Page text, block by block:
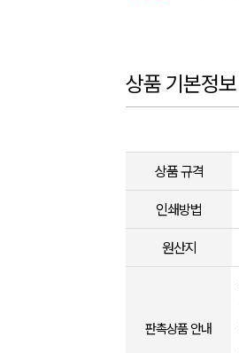
상품 기본정보
상품 규격
인쇄방법
원산지
판촉상품 안내